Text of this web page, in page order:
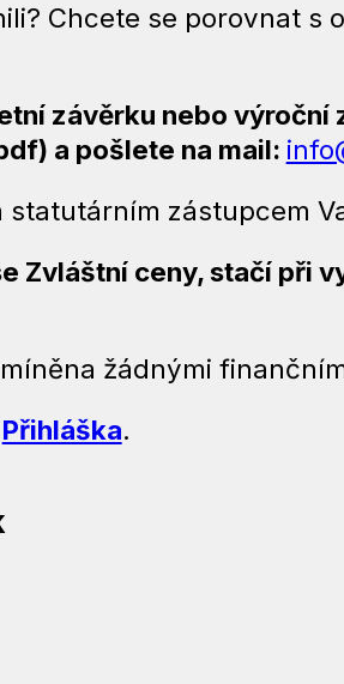
Chcete se porovnat s
závěrku nebo výroční
a pošlete na mail:
zástupcem
Zvláštní ceny, stačí při
žádnými
Přihláška.